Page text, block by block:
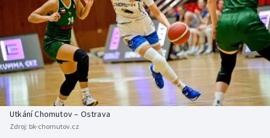
DALŠÍ SPORTY
Americký fotbal
Baseball a softbal
Basketbal
Biatlon
NEPŘEHLÉDNĚTE
Soutěže
Historické návraty
Aplikace ČT sport
Utkání Chomutov – Ostrava
Zdroj: bk-chomutov.cz